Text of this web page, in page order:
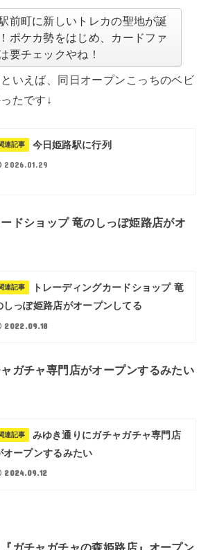
前町に新しいトレカの聖地が誕
ポケカ勢をはじめ、カードファ
要チェックやね！
いえば、同日オープンこっちのベビ
たです↓
連記事 今日姫路駅に行列
2026.01.29
ドショップ 竜のしっぽ姫路店がオ
連記事
トレーディングカードショップ 竜
しっぽ姫路店がオープンしてる
2022.09.18
ガチャ専門店がオープンするみたい
連記事
みゆき通りにガチャガチャ専門店
オープンするみたい
2024.09.12
ガチャガチャの森姫路店』オープン